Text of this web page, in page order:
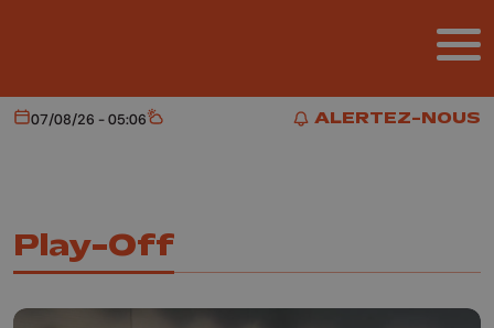
ALERTEZ-NOUS
ALERTEZ-NOUS
Aujourd'hui
07/08/26 - 05:06 Météo
Play-Off